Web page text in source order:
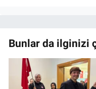
Bunlar da ilginizi